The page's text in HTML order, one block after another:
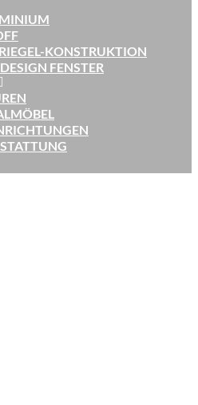
KONSTRUKTION
FENSTER